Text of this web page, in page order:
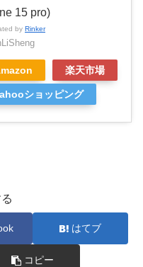
15 pro)
by Rinker
楽天市場
ショッピング
はてブ
コピー